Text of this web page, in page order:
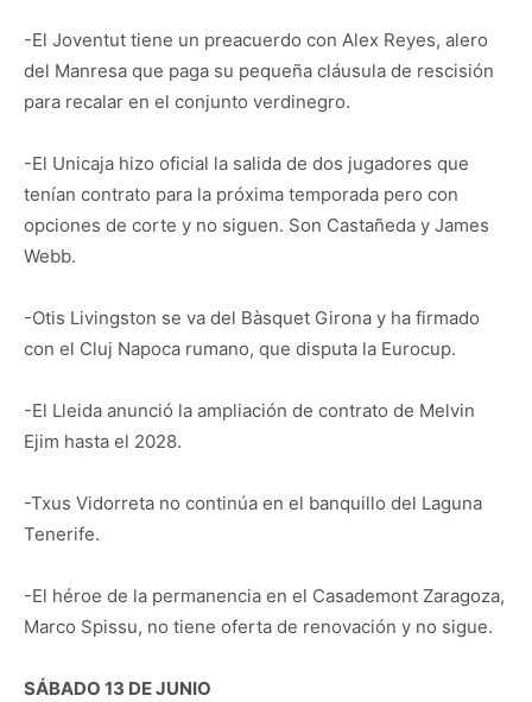
-El Joventut tiene un preacuerdo con Alex Reyes, alero
del Manresa que paga su pequeña cláusula de rescisión
para recalar en el conjunto verdinegro.
-El Unicaja hizo oficial la salida de dos jugadores que
tenían contrato para la próxima temporada pero con
opciones de corte y no siguen. Son Castañeda y James
Webb.
-Otis Livingston se va del Bàsquet Girona y ha firmado
con el Cluj Napoca rumano, que disputa la Eurocup.
-El Lleida anunció la ampliación de contrato de Melvin
Ejim hasta el 2028.
-Txus Vidorreta no continúa en el banquillo del Laguna
Tenerife.
-El héroe de la permanencia en el Casademont Zaragoza,
Marco Spissu, no tiene oferta de renovación y no sigue.
SÁBADO 13 DE JUNIO